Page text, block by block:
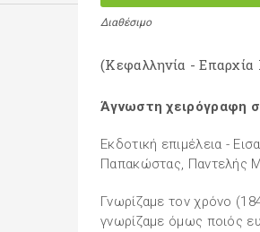
Διαθέσιμο
(Κεφαλληνία -
Άγνωστη χειρόγραφη
Εκδοτική επιμέλεια -
Παπακώστας, Παντελής
Γνωρίζαμε τον χρόνο
γνωρίζαμε όμως ποιός